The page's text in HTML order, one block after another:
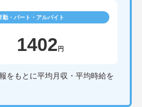
勤・パート・アルバイト
1402 円
をもとに平均月収・平均時給を